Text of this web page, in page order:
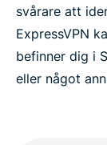
svårare att
ExpressVPN
befinner dig i
eller något